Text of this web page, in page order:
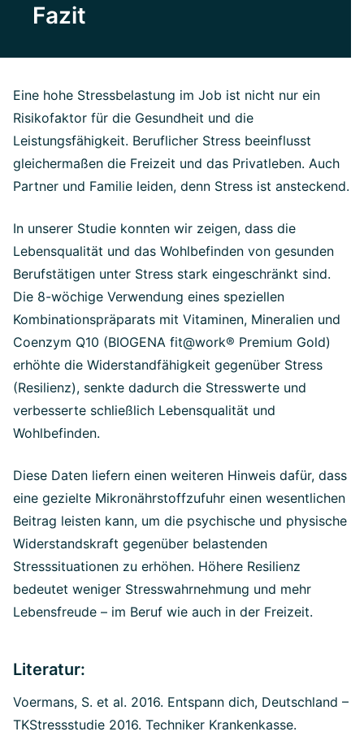
Fazit
Eine hohe Stressbelastung im Job ist nicht nur ein
Risikofaktor für die Gesundheit und die
Leistungsfähigkeit. Beruflicher Stress beeinflusst
gleichermaßen die Freizeit und das Privatleben. Auch
Partner und Familie leiden, denn Stress ist ansteckend.
In unserer Studie konnten wir zeigen, dass die
Lebensqualität und das Wohlbefinden von gesunden
Berufstätigen unter Stress stark eingeschränkt sind.
Die 8-wöchige Verwendung eines speziellen
Kombinationspräparats mit Vitaminen, Mineralien und
Coenzym Q10 (BIOGENA fit@work® Premium Gold)
erhöhte die Widerstandfähigkeit gegenüber Stress
(Resilienz), senkte dadurch die Stresswerte und
verbesserte schließlich Lebensqualität und
Wohlbefinden.
Diese Daten liefern einen weiteren Hinweis dafür, dass
eine gezielte Mikronährstoffzufuhr einen wesentlichen
Beitrag leisten kann, um die psychische und physische
Widerstandskraft gegenüber belastenden
Stresssituationen zu erhöhen. Höhere Resilienz
bedeutet weniger Stresswahrnehmung und mehr
Lebensfreude – im Beruf wie auch in der Freizeit.
Literatur:
Voermans, S. et al. 2016. Entspann dich, Deutschland –
TKStressstudie 2016. Techniker Krankenkasse.